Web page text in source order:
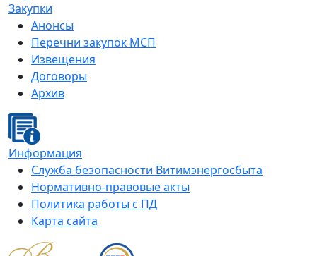
Закупки
Анонсы
Перечни закупок МСП
Извещения
Договоры
Архив
Информация
Служба безопасности Витимэнергосбыта
Нормативно-правовые акты
Политика работы с ПД
Карта сайта